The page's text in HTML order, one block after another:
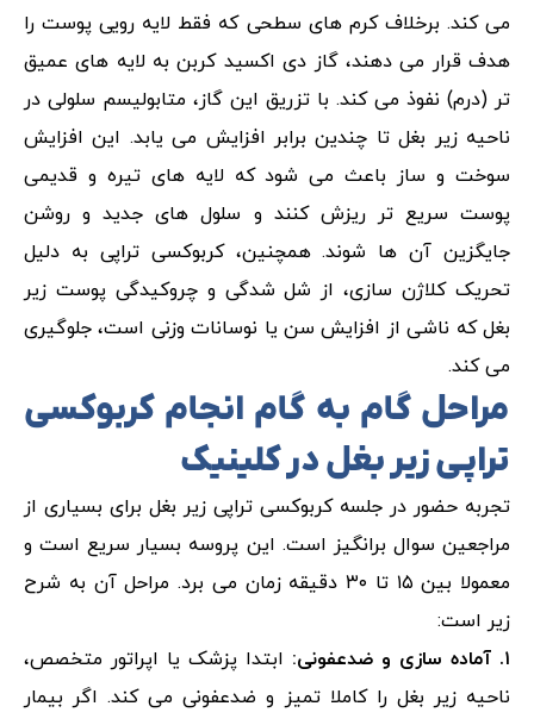
می کند. برخلاف کرم های سطحی که فقط لایه رویی پوست را
هدف قرار می دهند، گاز دی اکسید کربن به لایه های عمیق
تر (درم) نفوذ می کند. با تزریق این گاز، متابولیسم سلولی در
ناحیه زیر بغل تا چندین برابر افزایش می یابد. این افزایش
سوخت و ساز باعث می شود که لایه های تیره و قدیمی
پوست سریع تر ریزش کنند و سلول های جدید و روشن
جایگزین آن ها شوند. همچنین، کربوکسی تراپی به دلیل
تحریک کلاژن سازی، از شل شدگی و چروکیدگی پوست زیر
بغل که ناشی از افزایش سن یا نوسانات وزنی است، جلوگیری
می کند.
مراحل گام به گام انجام کربوکسی
تراپی زیر بغل در کلینیک
تجربه حضور در جلسه کربوکسی تراپی زیر بغل برای بسیاری از
مراجعین سوال برانگیز است. این پروسه بسیار سریع است و
معمولا بین ۱۵ تا ۳۰ دقیقه زمان می برد. مراحل آن به شرح
زیر است:
۱. آماده سازی و ضدعفونی:
ابتدا پزشک یا اپراتور متخصص،
ناحیه زیر بغل را کاملا تمیز و ضدعفونی می کند. اگر بیمار